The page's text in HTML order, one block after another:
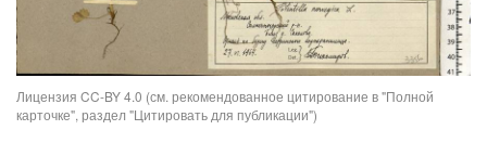
Лицензия CC-BY 4.0 (см. рекомендованное цитирование в "Полной
карточке", раздел "Цитировать для публикации")